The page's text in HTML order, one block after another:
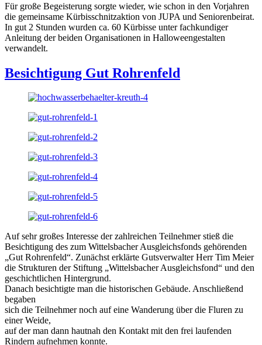
Für große Begeisterung sorgte wieder, wie schon in den Vorjahren
die gemeinsame Kürbisschnitzaktion von JUPA und Seniorenbeirat.
In gut 2 Stunden wurden ca. 60 Kürbisse unter fachkundiger
Anleitung der beiden Organisationen in Halloweengestalten
verwandelt.
Besichtigung Gut Rohrenfeld
Auf sehr großes Interesse der zahlreichen Teilnehmer stieß die
Besichtigung des zum Wittelsbacher Ausgleichsfonds gehörenden
„Gut Rohrenfeld“. Zunächst erklärte Gutsverwalter Herr Tim Meier
die Strukturen der Stiftung „Wittelsbacher Ausgleichsfond“ und den
geschichtlichen Hintergrund.
Danach besichtigte man die historischen Gebäude. Anschließend
begaben
sich die Teilnehmer noch auf eine Wanderung über die Fluren zu
einer Weide,
auf der man dann hautnah den Kontakt mit den frei laufenden
Rindern aufnehmen konnte.